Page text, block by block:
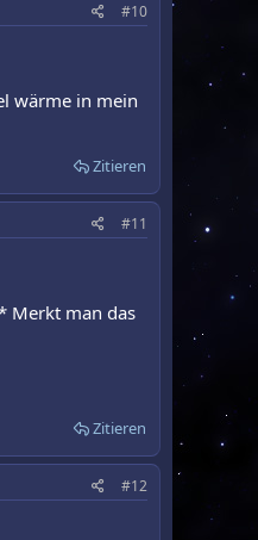
#10
wärme in mein
Zitieren
#11
Merkt man das
Zitieren
#12